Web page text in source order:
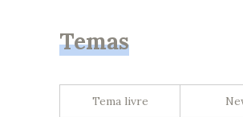
Temas
Tema livre